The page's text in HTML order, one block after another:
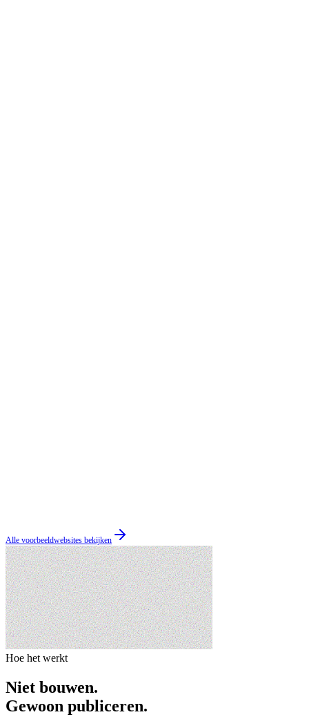
Alle voorbeeldwebsites bekijken
Hoe het werkt
Niet bouwen.
Gewoon publiceren.